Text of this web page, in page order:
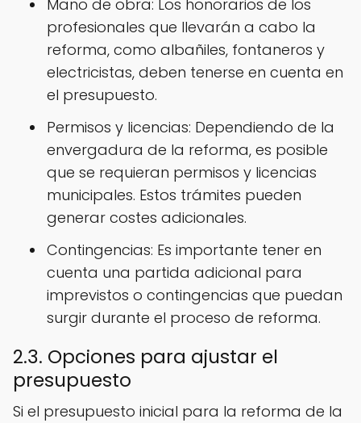
Mano de obra: Los honorarios de los
profesionales que llevarán a cabo la
reforma, como albañiles, fontaneros y
electricistas, deben tenerse en cuenta en
el presupuesto.
Permisos y licencias: Dependiendo de la
envergadura de la reforma, es posible
que se requieran permisos y licencias
municipales. Estos trámites pueden
generar costes adicionales.
Contingencias: Es importante tener en
cuenta una partida adicional para
imprevistos o contingencias que puedan
surgir durante el proceso de reforma.
2.3. Opciones para ajustar el
presupuesto
Si el presupuesto inicial para la reforma de la